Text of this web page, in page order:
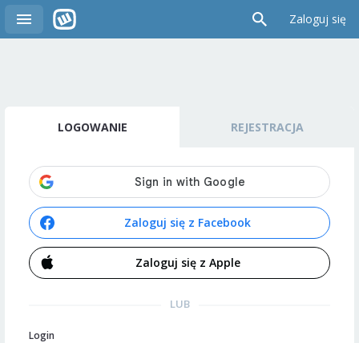
Zaloguj się
LOGOWANIE REJESTRACJA
Zaloguj się z Facebook
Zaloguj się z Apple
LUB
Login